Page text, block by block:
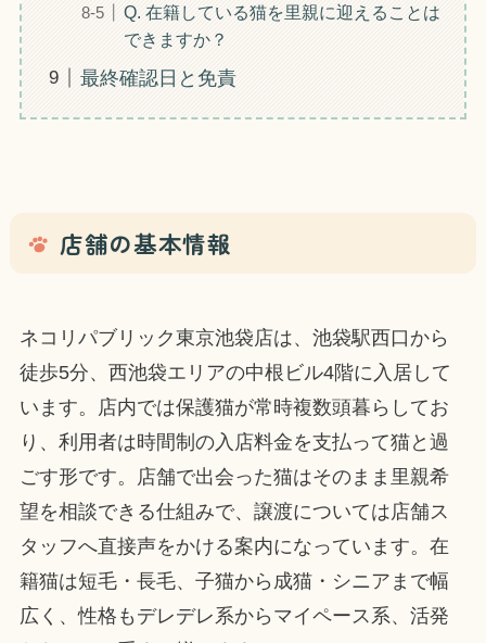
Q. 在籍している猫を里親に迎えることは
できますか？
最終確認日と免責
店舗の基本情報
ネコリパブリック東京池袋店は、池袋駅西口から
徒歩5分、西池袋エリアの中根ビル4階に入居して
います。店内では保護猫が常時複数頭暮らしてお
り、利用者は時間制の入店料金を支払って猫と過
ごす形です。店舗で出会った猫はそのまま里親希
望を相談できる仕組みで、譲渡については店舗ス
タッフへ直接声をかける案内になっています。在
籍猫は短毛・長毛、子猫から成猫・シニアまで幅
広く、性格もデレデレ系からマイペース系、活発